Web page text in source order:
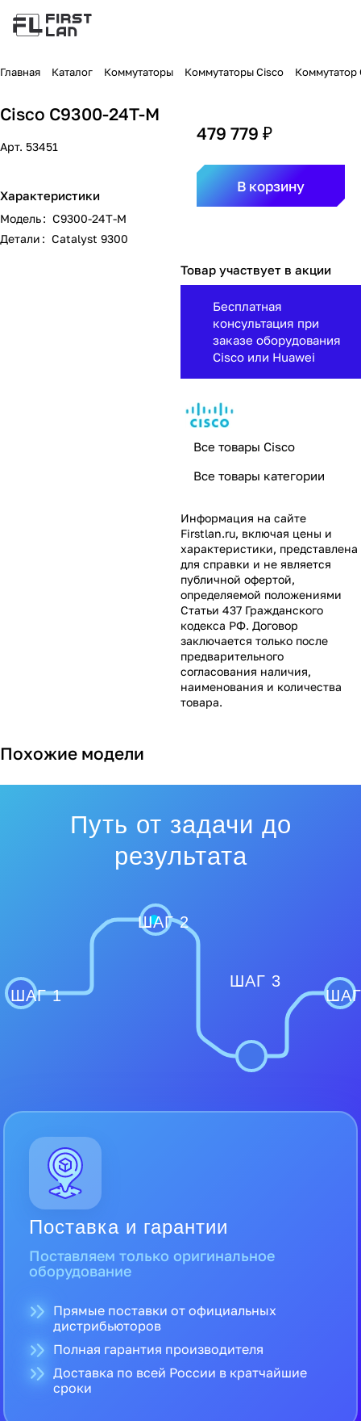
Главная Каталог Коммутаторы Коммутаторы Cisco Коммутатор
Cisco C9300-24T-M
Арт. 53451
Характеристики
Модель: C9300-24T-M
Детали: Catalyst 9300
479 779 ₽
В корзину
Товар участвует в акции
Бесплатная
консультация при
заказе оборудования
Cisco или Huawei
Все товары Cisco
Все товары категории
Информация на сайте
Firstlan.ru, включая цены и
характеристики, представлена
для справки и не является
публичной офертой,
определяемой положениями
Статьи 437 Гражданского
кодекса РФ. Договор
заключается только после
предварительного
согласования наличия,
наименования и количества
товара.
Похожие модели
Путь от задачи до
результата
ШАГ 1
ШАГ 2
ШАГ 3
Поставка и гарантии
Поставляем только оригинальное
оборудование
Прямые поставки от официальных
дистрибьюторов
Полная гарантия производителя
Доставка по всей России в кратчайшие
сроки